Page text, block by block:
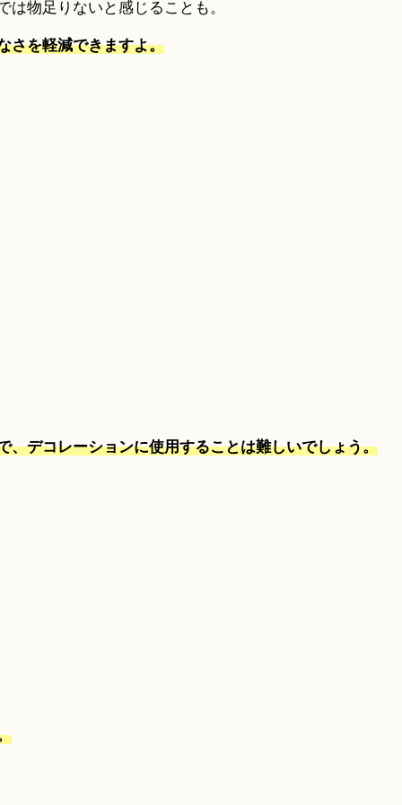
物足りないと感じることも。
さを軽減できますよ。
デコレーションに使用することは難しいでしょう。